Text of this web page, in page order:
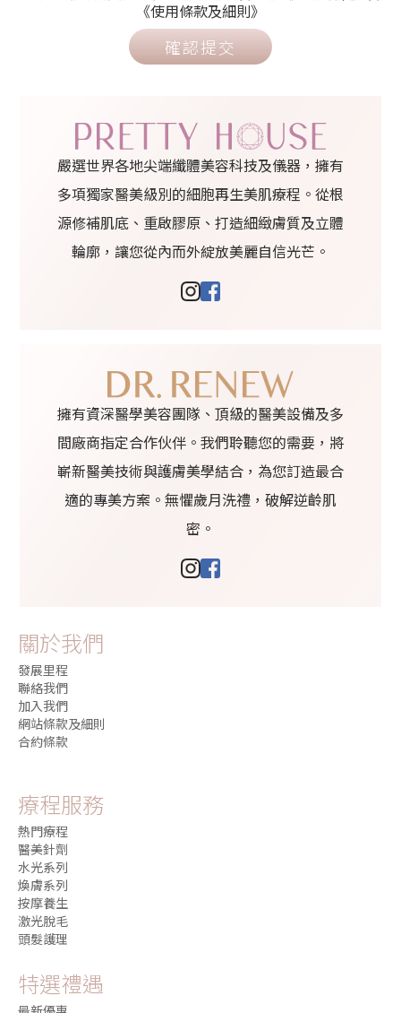
《使用條款及細則》
確認提交
嚴選世界各地尖端纖體美容科技及儀器，擁有
多項獨家醫美級別的細胞再生美肌療程。從根
源修補肌底、重啟膠原、打造細緻膚質及立體
輪廓，讓您從內而外綻放美麗自信光芒。
擁有資深醫學美容團隊、頂級的醫美設備及多
間廠商指定合作伙伴。我們聆聽您的需要，將
嶄新醫美技術與護膚美學結合，為您訂造最合
適的專美方案。無懼歲月洗禮，破解逆齡肌
密。
關於我們
發展里程
聯絡我們
加入我們
網站條款及細則
合約條款
療程服務
熱門療程
醫美針劑
水光系列
煥膚系列
按摩養生
激光脫毛
頭髮護理
特選禮遇